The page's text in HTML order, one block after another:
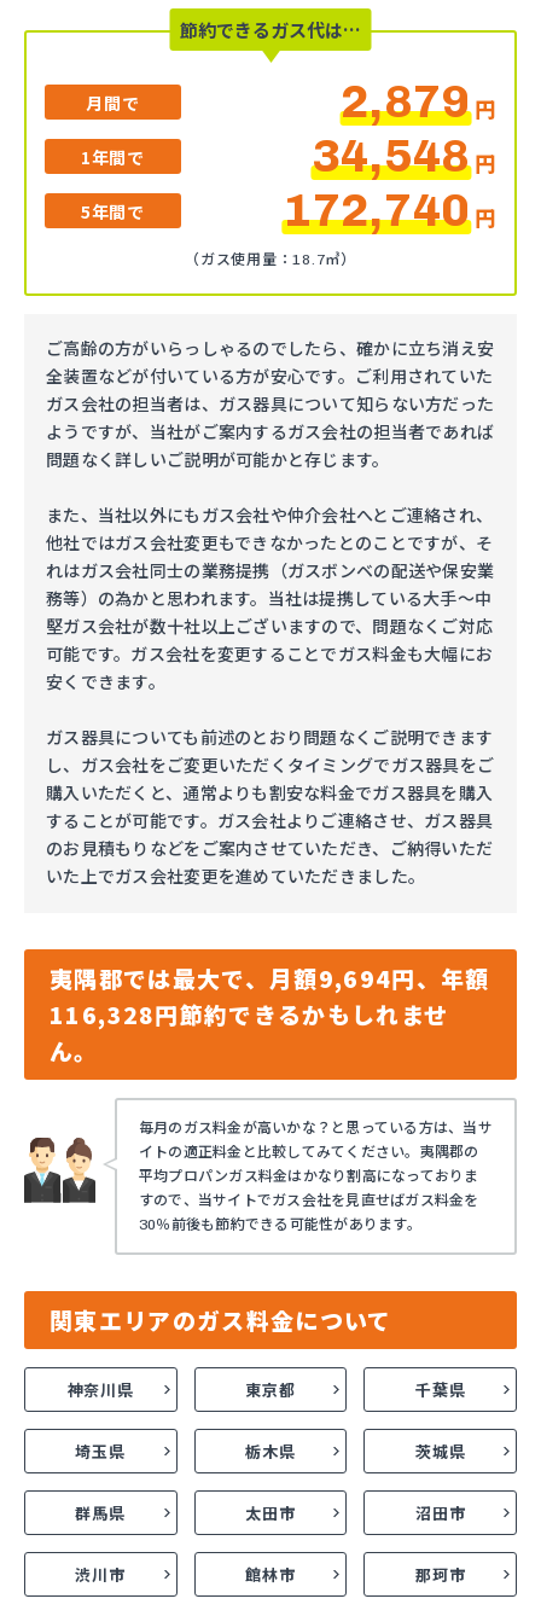
節約できるガス代は…
月間で 2,879円
1年間で 34,548円
5年間で 172,740円
（ガス使用量：18.7㎥）
ご高齢の方がいらっしゃるのでしたら、確かに立ち消え安
全装置などが付いている方が安心です。ご利用されていた
ガス会社の担当者は、ガス器具について知らない方だった
ようですが、当社がご案内するガス会社の担当者であれば
問題なく詳しいご説明が可能かと存じます。
また、当社以外にもガス会社や仲介会社へとご連絡され、
他社ではガス会社変更もできなかったとのことですが、そ
れはガス会社同士の業務提携（ガスボンベの配送や保安業
務等）の為かと思われます。当社は提携している大手～中
堅ガス会社が数十社以上ございますので、問題なくご対応
可能です。ガス会社を変更することでガス料金も大幅にお
安くできます。
ガス器具についても前述のとおり問題なくご説明できます
し、ガス会社をご変更いただくタイミングでガス器具をご
購入いただくと、通常よりも割安な料金でガス器具を購入
することが可能です。ガス会社よりご連絡させ、ガス器具
のお見積もりなどをご案内させていただき、ご納得いただ
いた上でガス会社変更を進めていただきました。
夷隅郡では最大で、月額9,694円、年額
116,328円節約できるかもしれませ
ん。
毎月のガス料金が高いかな？と思っている方は、当サ
イトの適正料金と比較してみてください。夷隅郡の
平均プロパンガス料金はかなり割高になっておりま
すので、当サイトでガス会社を見直せばガス料金を
30％前後も節約できる可能性があります。
関東エリアのガス料金について
神奈川県 東京都 千葉県
埼玉県 栃木県 茨城県
群馬県 太田市 沼田市
渋川市 館林市 那珂市